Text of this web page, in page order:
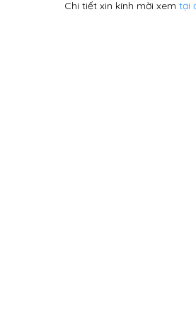
Chi tiết xin kính mời xem tại